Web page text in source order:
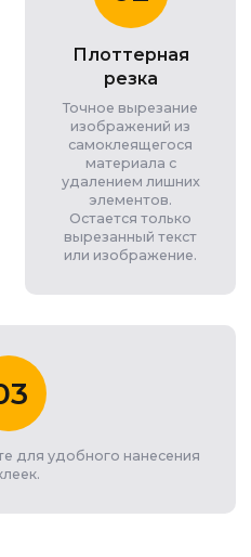
Плоттерная
резка
Точное вырезание
изображений из
самоклеящегося
материала с
удалением лишних
элементов.
Остается только
вырезанный текст
или изображение.
для удобного нанесения